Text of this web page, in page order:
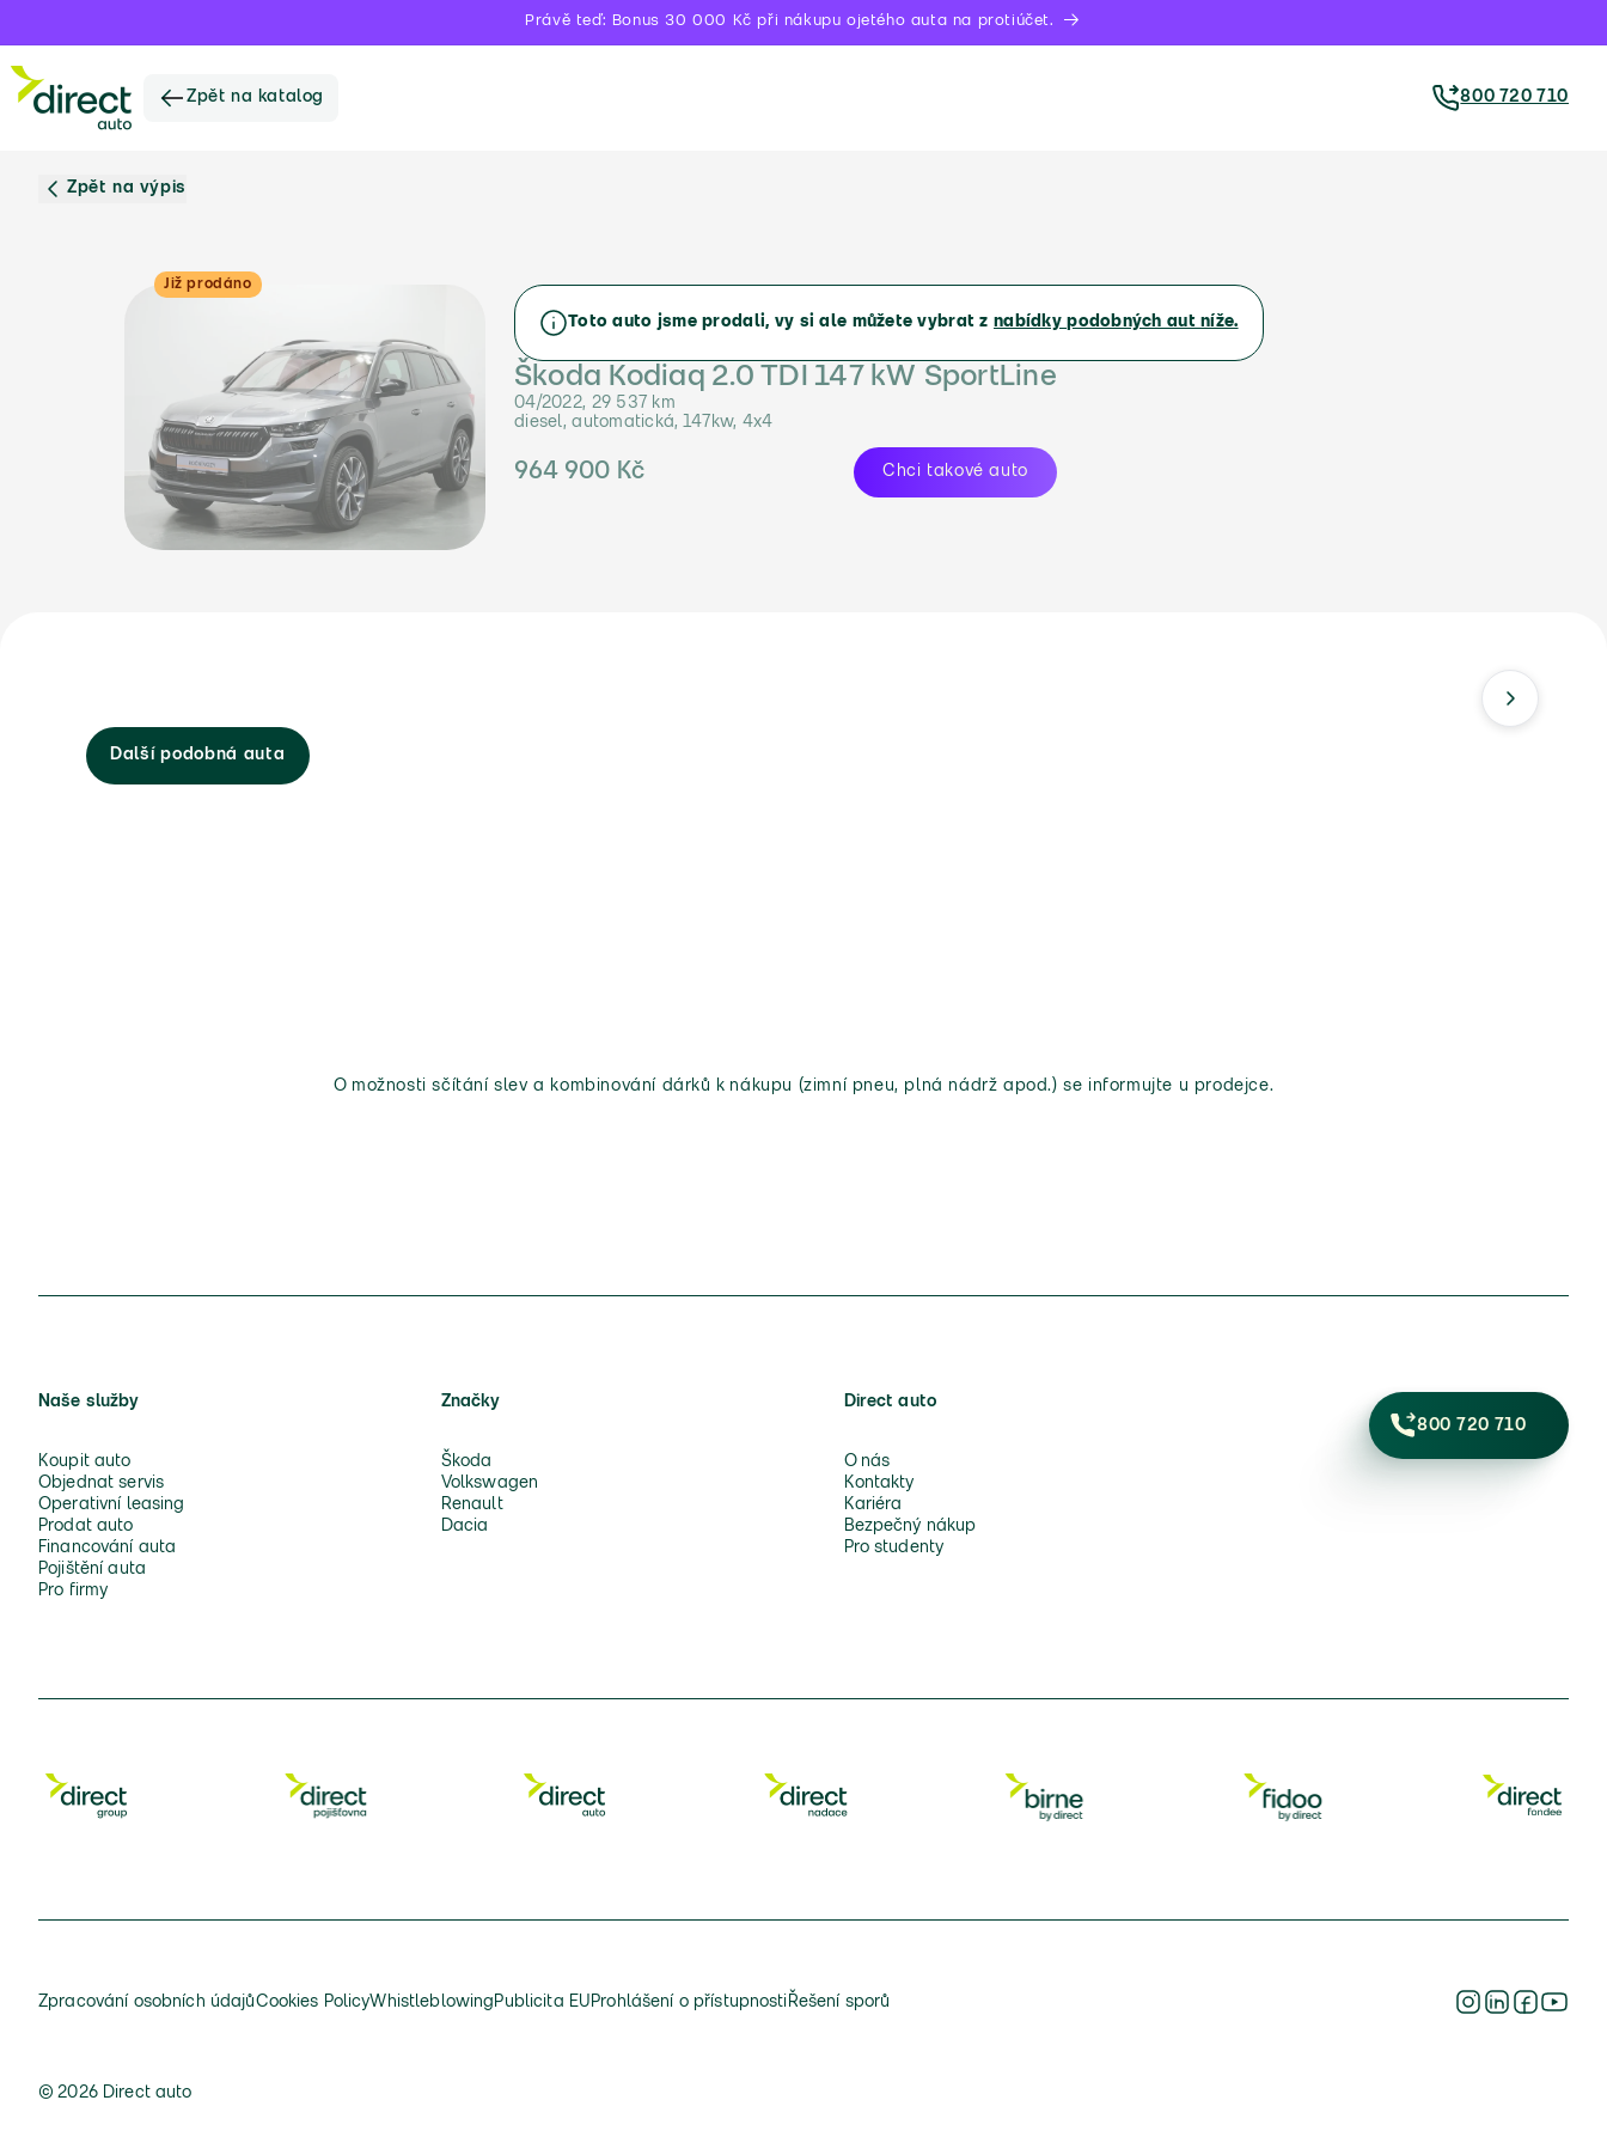
Právě teď: Bonus 30 000 Kč při nákupu ojetého auta na protiúčet.
Zpět na katalog 800 720 710
Zpět na výpis
Již prodáno
Toto auto jsme prodali, vy si ale můžete vybrat z nabídky podobných aut níže.
Škoda Kodiaq 2.0 TDI 147 kW SportLine
04/2022, 29 537 km
diesel, automatická, 147kw, 4x4
964 900 Kč Chci takové auto
Další podobná auta
O možnosti sčítání slev a kombinování dárků k nákupu (zimní pneu, plná nádrž apod.) se informujte u prodejce.
Naše služby
Koupit auto
Objednat servis
Operativní leasing
Prodat auto
Financování auta
Pojištění auta
Pro firmy
Značky
Škoda
Volkswagen
Renault
Dacia
Direct auto
O nás
Kontakty
Kariéra
Bezpečný nákup
Pro studenty
800 720 710
Zpracování osobních údajůCookies PolicyWhistleblowing Publicita EU Prohlášení o přístupnosti Řešení sporů
© 2026 Direct auto